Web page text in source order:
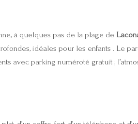
à quelques pas de la plage de
idéales pour les enfants . Le
avec parking numéroté gratuit ;